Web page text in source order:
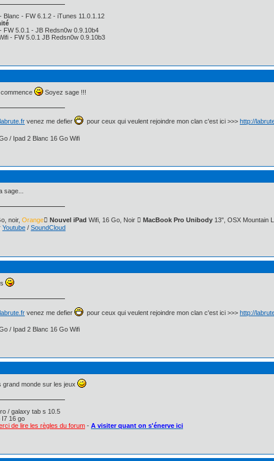
Blanc - FW 6.1.2 - iTunes 11.0.1.12
FW 5.0.1 - JB Redsn0w 0.9.10b4
- FW 5.0.1 JB Redsn0w 0.9.10b3
Soyez sage !!!
venez me defier pour ceux qui veulent rejoindre mon clan c'est ici >>> http://
/ Ipad 2 Blanc 16 Go Wifi
sage...
noir, Orange Nouvel iPad Wifi, 16 Go, Noir  MacBook Pro Unibody 13", OSX Mountain
Youtube / SoundCloud
venez me defier pour ceux qui veulent rejoindre mon clan c'est ici >>> http://
/ Ipad 2 Blanc 16 Go Wifi
grand monde sur les jeux
/ galaxy tab s 10.5
I7 16 go
de lire les règles du forum - A visiter quant on s'énerve ici